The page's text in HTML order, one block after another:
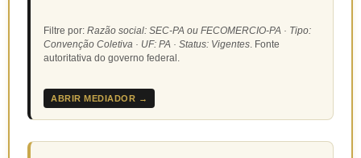
Filtre por: Razão social: SEC-PA ou FECOMERCIO-PA · Tipo:
Convenção Coletiva · UF: PA · Status: Vigentes. Fonte
autoritativa do governo federal.
ABRIR MEDIADOR →